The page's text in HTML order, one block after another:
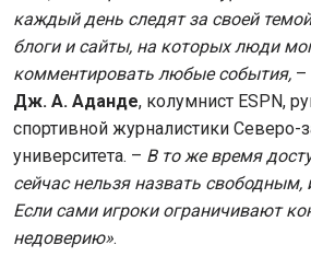
каждый день следят за своей
блоги и сайты, на которых люди
комментировать любые события, –
Дж. А. Аданде, колумнист ESPN,
спортивной журналистики Северо-
университета. – В то же время
сейчас нельзя назвать
Если сами игроки ограничивают
недоверию».